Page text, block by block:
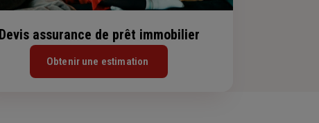
Devis assurance de prêt immobilier
Obtenir une estimation